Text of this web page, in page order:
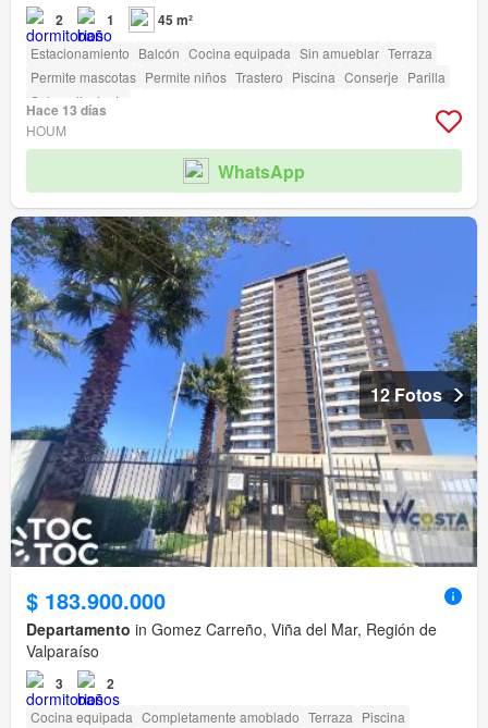
2 1 45 m²
Estacionamiento Balcón Cocina equipada Sin amueblar Terraza
Permite mascotas Permite niños Trastero Piscina Conserje Parilla
Sala polivalente
Hace 13 días
HOUM
WhatsApp
12 Fotos
$ 183.900.000
Departamento in Gomez Carreño, Viña del Mar, Región de
Valparaíso
3 2
Cocina equipada Completamente amoblado Terraza Piscina